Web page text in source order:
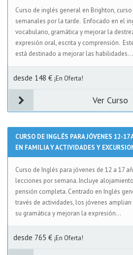
Curso de inglés general en Brighton,
semanales por la tarde. Enfocado en el
vocabulario, gramática y mejorar la
expresión oral, escrita y comprensión.
está destinado a mejorar las habilidades...
desde 148 € ¡En Oferta!
Ver Curso
CURSO DE INGLÉS PARA JÓVENES 12-
EN FAMILIA Y ACTIVIDADES Y
Curso de Inglés para jóvenes de 12 a 17
lecciones por semana. Incluye
pensión completa. Centrado en Inglés
través de actividades, los jóvenes
su gramática y mejoran la expresión...
desde 765 € ¡En Oferta!